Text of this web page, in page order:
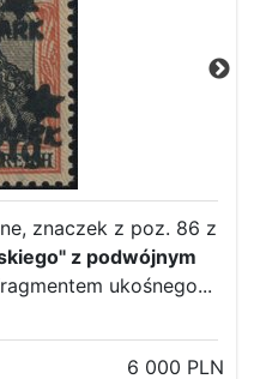
znaczek z poz. 86 z
z podwójnym
ukośnego...
6 000 PLN